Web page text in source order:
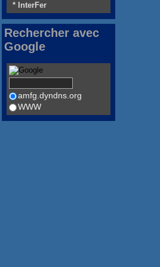
* InterFer
Rechercher avec
Google
amfg.dyndns.org
WWW